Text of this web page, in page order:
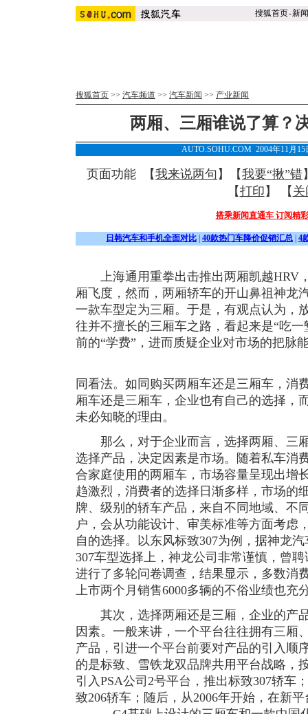
搜狐首页-新闻
搜狐首页 >> 汽车频道 >> 汽车新闻 >> 产业新闻
两厢、三厢谁说了算？
AUTO.SOHU.COM 2004年11月
页面功能 【我来说两句 】【我要“揪”错
【打印 】 【 关
搭乘新闻直通车 订阅精
日韩汽车和手机全面对比 40款热门车降价促销汇总 4
上海通用重拳出击推出两厢凯越HRV
厢飞度，然而，两厢轿车的开山鼻祖神龙
一款车型定为三厢。于是，有观点认为，
往并不擅长的三厢车之路，看起来是“吃
前的“学费”，进而质疑企业对市场的把脉
同看法。如同购买两厢车还是三厢车，消
厢车还是三厢车，企业也有自己的选择，
未必知晓的理由。
那么，对于企业而言，选择两厢、三
选择产品，决定因素是市场。随着私车消
合家庭使用的两厢车，市场容量呈现出增
趋激烈，消费者的选择日渐多样，市场的
牌、级别的轿车产品，来自不同地域、不
户，会从功能设计、审美标准等方面考虑
自的选择。以东风标致307为例，据神龙
307车型选择上，神龙公司非常谨慎，曾
进行了多轮问卷调查，结果显示，多数消
上市两个月销售6000多辆的不俗业绩也充
其次，选择两厢还是三厢，企业的产
因素。一般来讲，一个平台往往拥有三厢
产品，引进一个平台前要对产品的引入顺
的是标致、雪铁龙双品牌共用平台战略，
引入PSA公司2号平台，推出标致307轿车
致206轿车；随后，从2006年开始，在新